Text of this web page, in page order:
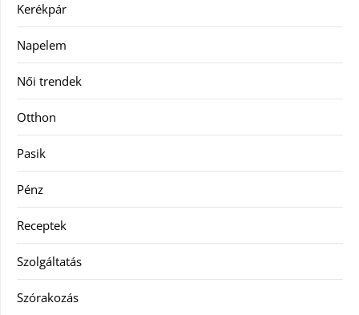
Kerékpár
Napelem
Női trendek
Otthon
Pasik
Pénz
Receptek
Szolgáltatás
Szórakozás